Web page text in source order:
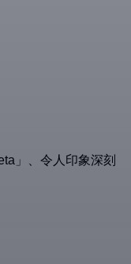
」、令人印象深刻